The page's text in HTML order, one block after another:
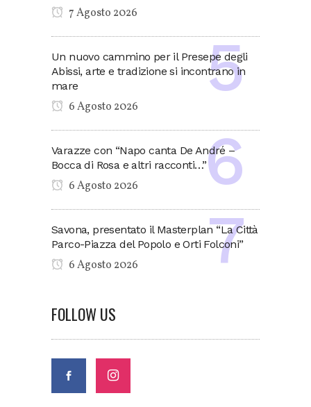
7 Agosto 2026
Un nuovo cammino per il Presepe degli
Abissi, arte e tradizione si incontrano in
mare
6 Agosto 2026
Varazze con “Napo canta De André –
Bocca di Rosa e altri racconti…”
6 Agosto 2026
Savona, presentato il Masterplan “La Città
Parco-Piazza del Popolo e Orti Folconi”
6 Agosto 2026
FOLLOW US